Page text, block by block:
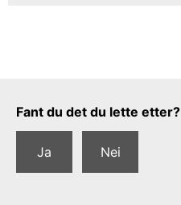
Tilbakemeldingsskjema
Fant du det du lette etter?
Ja Nei